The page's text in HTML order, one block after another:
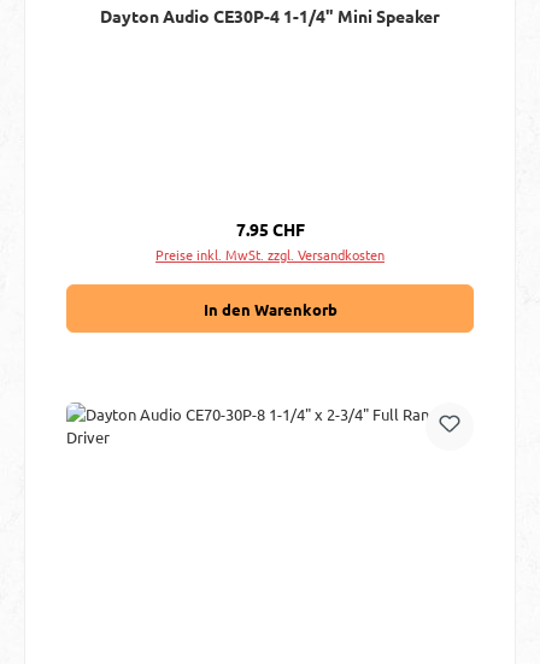
Dayton Audio CE30P-4 1-1/4" Mini Speaker
Regulärer Preis:
7.95 CHF
Preise inkl. MwSt. zzgl. Versandkosten
In den Warenkorb